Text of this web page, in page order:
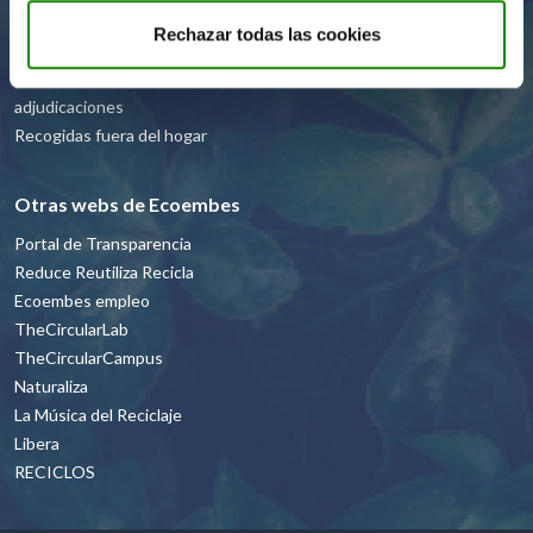
Rechazar todas las cookies
Recicladores
adjudicaciones
Recogidas fuera del hogar
Otras webs de Ecoembes
Portal de Transparencia
Reduce Reutiliza Recicla
Ecoembes empleo
TheCircularLab
TheCircularCampus
Naturaliza
La Música del Reciclaje
Libera
RECICLOS